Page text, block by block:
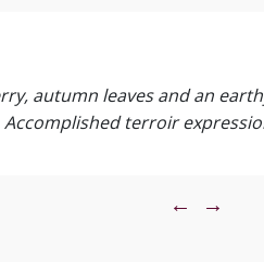
autumn leaves and an
terroir
← →